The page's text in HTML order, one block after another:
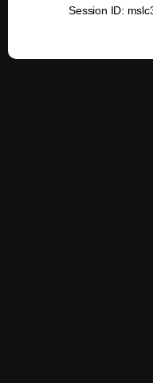
Session ID: